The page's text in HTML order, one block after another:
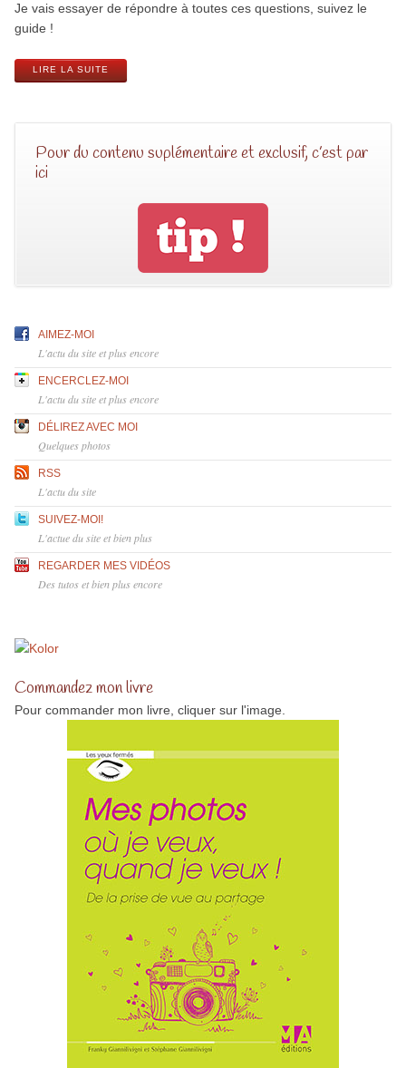
Je vais essayer de répondre à toutes ces questions, suivez le
guide !
LIRE LA SUITE
Pour du contenu suplémentaire et exclusif, c’est par
ici
AIMEZ-MOI
L'actu du site et plus encore
ENCERCLEZ-MOI
L'actu du site et plus encore
DÉLIREZ AVEC MOI
Quelques photos
RSS
L'actu du site
SUIVEZ-MOI!
L'actue du site et bien plus
REGARDER MES VIDÉOS
Des tutos et bien plus encore
Commandez mon livre
Pour commander mon livre, cliquer sur l'image.